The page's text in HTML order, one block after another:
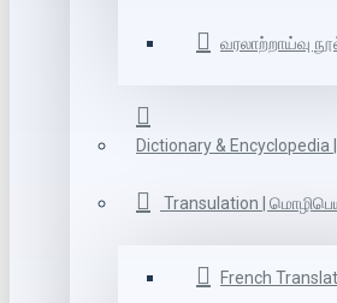
வரலாற்றாய்வு
Dictionary &
Transulation |
French